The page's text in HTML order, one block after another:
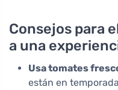
Consejos para
a una
Usa tomates
están en